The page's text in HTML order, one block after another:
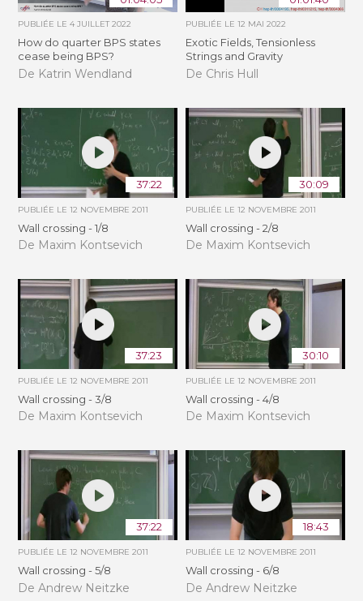
PUBLIÉE LE4 JUILLET 2022
How do quarter BPS states
cease being BPS?
De Katrin Wendland
PUBLIÉE LE 12 MAI 2022
Exotic Fields, Tensionless
Strings and Gravity
De Chris Hull
37:22
PUBLIÉE LE12 NOVEMBRE 2011
Wall crossing - 1/8
De Maxim Kontsevich
30:09
PUBLIÉE LE 12 NOVEMBRE 2011
Wall crossing - 2/8
De Maxim Kontsevich
37:23
PUBLIÉE LE12 NOVEMBRE 2011
Wall crossing - 3/8
De Maxim Kontsevich
30:10
PUBLIÉE LE 12 NOVEMBRE 2011
Wall crossing - 4/8
De Maxim Kontsevich
37:22
PUBLIÉE LE12 NOVEMBRE 2011
Wall crossing - 5/8
De Andrew Neitzke
18:43
PUBLIÉE LE 12 NOVEMBRE 2011
Wall crossing - 6/8
De Andrew Neitzke